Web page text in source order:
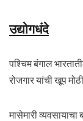
उद्योगधंदे
पश्चिम बंगाल
रोजगार यांची खूप
मासेमारी